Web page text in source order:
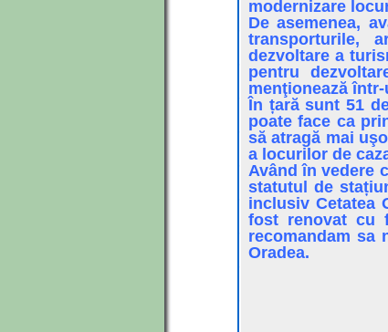
modernizare
De asemenea,
transporturile,
dezvoltare a
pentru
menţionează
În țară sunt 51
poate face ca
să atragă mai
a locurilor de
Având în vedere
statutul de
inclusiv Cetatea
fost renovat cu
recomandam sa
Oradea.